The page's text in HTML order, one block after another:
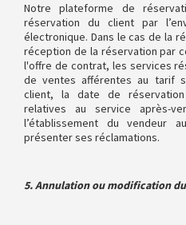
Notre plateforme de
réservation du client par
électronique. Dans le cas de la
réception de la réservation par
l'offre de contrat, les services
de ventes afférentes au tarif
client, la date de
relatives au service après-
l’établissement du vendeur
présenter ses réclamations.
5. Annulation ou modification